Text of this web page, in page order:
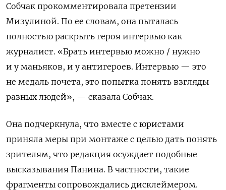
Собчак прокомментировала претензии
Мизулиной. По ее словам, она пыталась
полностью раскрыть героя интервью как
журналист. «Брать интервью можно / нужно
и у маньяков, и у антигероев. Интервью — это
не медаль почета, это попытка понять взгляды
разных людей», — сказала Собчак.
Она подчеркнула, что вместе с юристами
приняла меры при монтаже с целью дать понять
зрителям, что редакция осуждает подобные
высказывания Панина. В частности, такие
фрагменты сопровождались дисклеймером.